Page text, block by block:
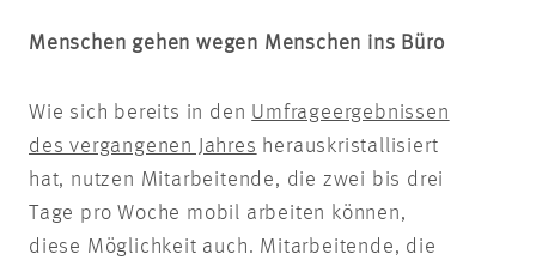
Menschen gehen wegen Menschen ins Büro
Wie sich bereits in den Umfrageergebnissen
des vergangenen Jahres herauskristallisiert
hat, nutzen Mitarbeitende, die zwei bis drei
Tage pro Woche mobil arbeiten können,
diese Möglichkeit auch. Mitarbeitende, die